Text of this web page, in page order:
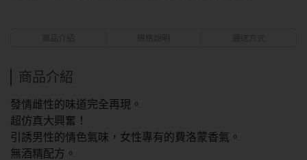
商品介紹
發情雌性的味道完全再現。
超仿真大興奮！
引誘男性的情色氣味，女性專有的費洛蒙香氣。
無酒精配方。